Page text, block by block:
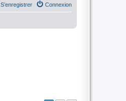
Connexion
S’enregistrer